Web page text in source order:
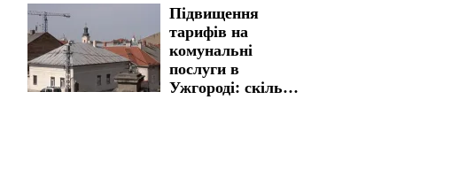
необхідно пройти
для отримання
виплат
Підвищення
тарифів на
комунальні
послуги в
Ужгороді: скільки